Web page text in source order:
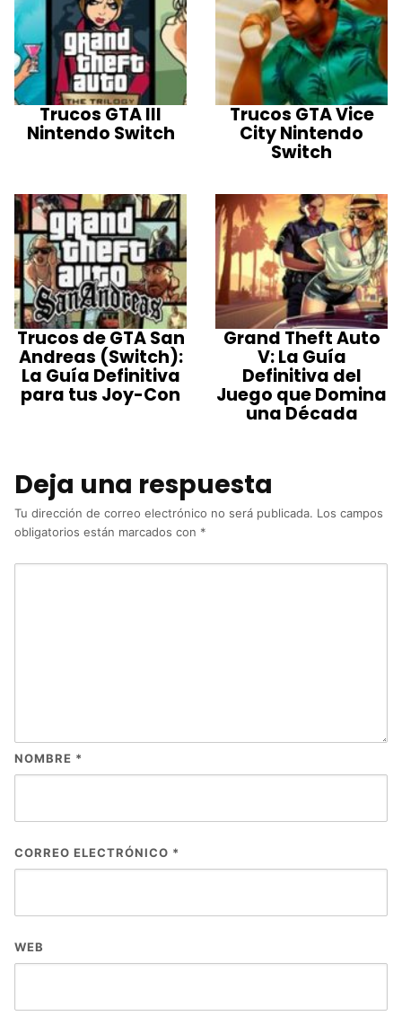
Trucos GTA III
Nintendo Switch
Trucos GTA Vice
City Nintendo
Switch
Trucos de GTA San
Andreas (Switch):
La Guía Definitiva
para tus Joy-Con
Grand Theft Auto
V: La Guía
Definitiva del
Juego que Domina
una Década
Deja una respuesta
Tu dirección de correo electrónico no será publicada. Los campos
obligatorios están marcados con *
NOMBRE *
CORREO ELECTRÓNICO *
WEB